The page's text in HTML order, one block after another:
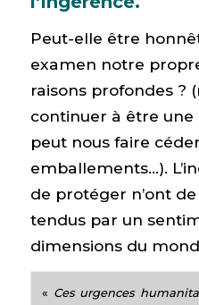
Peut-elle être
examen notre
raisons profondes ?
continuer à être
peut nous faire
emballements…).
de protéger n’ont
tendus par un
dimensions du
« Ces urgences